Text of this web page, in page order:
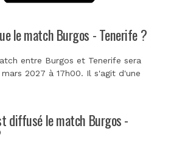
le match Burgos - Tenerife ?
entre Burgos et Tenerife sera
2027 à 17h00. Il s'agit d'une
diffusé le match Burgos -